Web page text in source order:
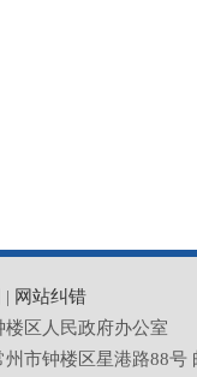
| 网站纠错
区人民政府办公室
市钟楼区星港路88号